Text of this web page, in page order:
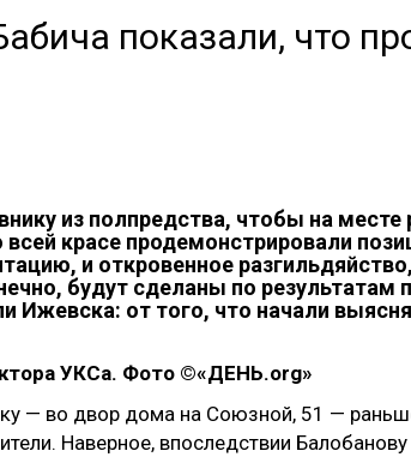
показали, что
из полпредства, чтобы на месте
красе продемонстрировали
и откровенное
будут сделаны по результатам
от того, что начали
— во двор дома на Союзной, 51 —
Наверное, впоследствии